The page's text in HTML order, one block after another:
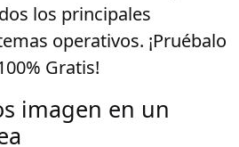
los principales
operativos. ¡Pruébalo
Gratis!
imagen en un